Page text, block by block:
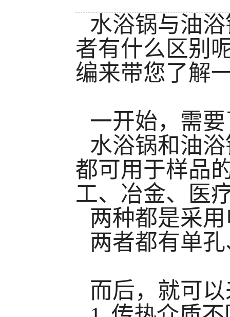
水浴锅与油
者有什么区别
编来带您了解
一开始，需
水浴锅和油
都可用于样品
工、冶金、医
两种都是采
两者都有单
而后，就可